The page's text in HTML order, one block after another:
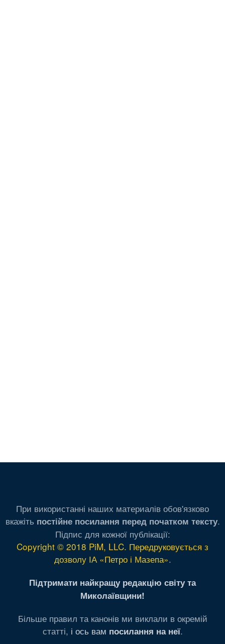
При використанні наших материалів обов'язково
вкажіть постійне посилання перед початком тексту.
Підпис для кожної публікації:
Copyright © 2018 PiM, LLC. Передруковується з
дозволу ІА «Петро і Мазепа».
Підтримати найкращу редакцію світу та
Миколаївщини!
Більше правил та канонів ми виклали в окремій
статті, і ось вам посилання на неї.